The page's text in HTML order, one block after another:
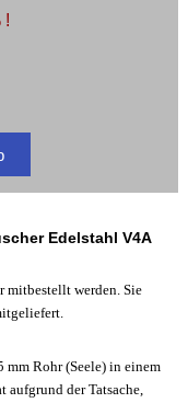
!
Edelstahl V4A
mitbestellt werden. Sie
mm Rohr (Seele) in einem
der Tatsache,